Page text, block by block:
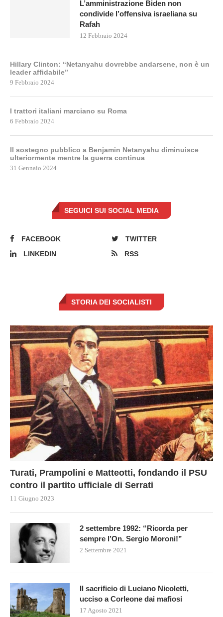
L’amministrazione Biden non
condivide l’offensiva israeliana su
Rafah
12 Febbraio 2024
Hillary Clinton: “Netanyahu dovrebbe andarsene, non è un
leader affidabile”
9 Febbraio 2024
I trattori italiani marciano su Roma
6 Febbraio 2024
Il sostegno pubblico a Benjamin Netanyahu diminuisce
ulteriormente mentre la guerra continua
31 Gennaio 2024
SEGUICI SUI SOCIAL MEDIA
FACEBOOK
TWITTER
LINKEDIN
RSS
STORIA DEI SOCIALISTI
Turati, Prampolini e Matteotti, fondando il PSU
contro il partito ufficiale di Serrati
11 Giugno 2023
2 settembre 1992: “Ricorda per
sempre l’On. Sergio Moroni!”
2 Settembre 2021
Il sacrificio di Luciano Nicoletti,
ucciso a Corleone dai mafiosi
17 Agosto 2021